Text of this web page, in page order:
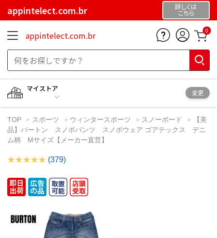
appintelect.com.br 詳しくは
こちら
appintelect.com.br 0
マイストア
変更
TOP スポーツ ウィンタースポーツ スノーボード
【美
品】バートン スノボパンツ スノボウェア ゴアテックス デニ
ム柄 Mサイズ【メーカー直営】
(379)